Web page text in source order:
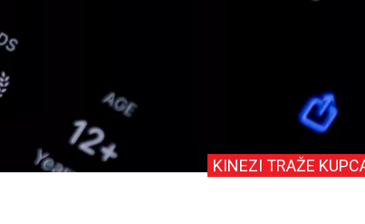
KINEZI TRAŽE